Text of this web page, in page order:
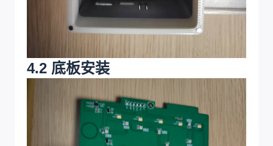
4.2 底板安装